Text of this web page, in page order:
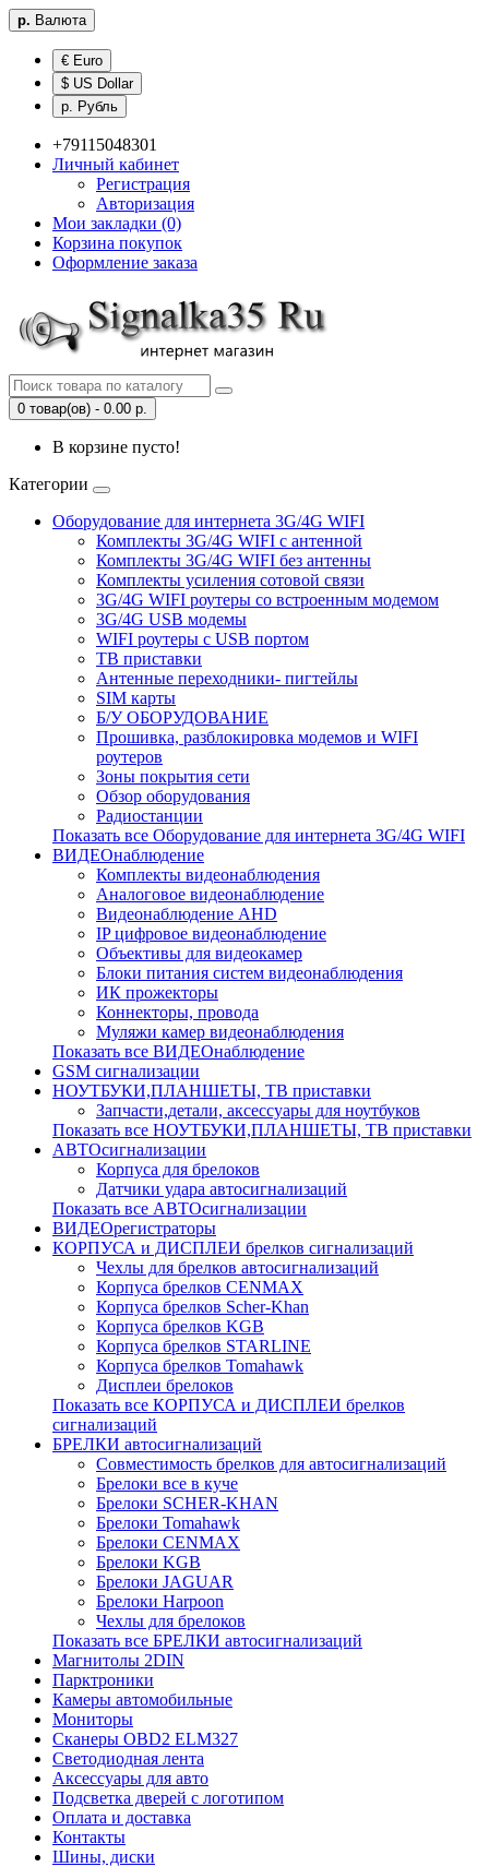
р. Валюта
€ Euro
$ US Dollar
р. Рубль
+79115048301
Личный кабинет
Регистрация
Авторизация
Мои закладки (0)
Корзина покупок
Оформление заказа
0 товар(ов) - 0.00 р.
В корзине пусто!
Категории
Оборудование для интернета 3G/4G WIFI
Комплекты 3G/4G WIFI с антенной
Комплекты 3G/4G WIFI без антенны
Комплекты усиления сотовой связи
3G/4G WIFI роутеры со встроенным модемом
3G/4G USB модемы
WIFI роутеры с USB портом
ТВ приставки
Антенные переходники- пигтейлы
SIM карты
Б/У ОБОРУДОВАНИЕ
Прошивка, разблокировка модемов и WIFI
роутеров
Зоны покрытия сети
Обзор оборудования
Радиостанции
Показать все Оборудование для интернета 3G/4G WIFI
ВИДЕОнаблюдение
Комплекты видеонаблюдения
Аналоговое видеонаблюдение
Видеонаблюдение AHD
IP цифровое видеонаблюдение
Объективы для видеокамер
Блоки питания систем видеонаблюдения
ИК прожекторы
Коннекторы, провода
Муляжи камер видеонаблюдения
Показать все ВИДЕОнаблюдение
GSM сигнализации
НОУТБУКИ,ПЛАНШЕТЫ, ТВ приставки
Запчасти,детали, аксессуары для ноутбуков
Показать все НОУТБУКИ,ПЛАНШЕТЫ, ТВ приставки
АВТОсигнализации
Корпуса для брелоков
Датчики удара автосигнализаций
Показать все АВТОсигнализации
ВИДЕОрегистраторы
КОРПУСА и ДИСПЛЕИ брелков сигнализаций
Чехлы для брелков автосигнализаций
Корпуса брелков CENMAX
Корпуса брелков Scher-Khan
Корпуса брелков KGB
Корпуса брелков STARLINE
Корпуса брелков Tomahawk
Дисплеи брелоков
Показать все КОРПУСА и ДИСПЛЕИ брелков
сигнализаций
БРЕЛКИ автосигнализаций
Совместимость брелков для автосигнализаций
Брелоки все в куче
Брелоки SCHER-KHAN
Брелоки Tomahawk
Брелоки CENMAX
Брелоки KGB
Брелоки JAGUAR
Брелоки Harpoon
Чехлы для брелоков
Показать все БРЕЛКИ автосигнализаций
Магнитолы 2DIN
Парктроники
Камеры автомобильные
Мониторы
Сканеры OBD2 ELM327
Светодиодная лента
Аксессуары для авто
Подсветка дверей с логотипом
Оплата и доставка
Контакты
Шины, диски